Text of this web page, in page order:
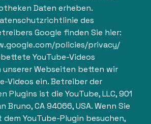
Daten erheben.
des
Google finden Sie hier:
policies/privacy/
YouTube-Videos
unserer Webseiten betten wir
Videos ein. Betreiber der
Plugins ist die YouTube, LLC, 901
Bruno, CA 94066, USA. Wenn Sie
YouTube-Plugin besuchen,